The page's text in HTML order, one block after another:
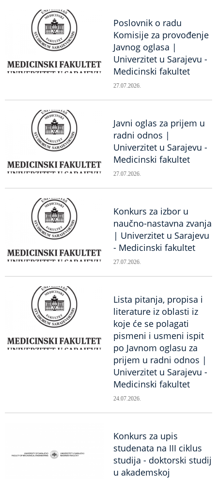
Poslovnik o radu
Komisije za provođenje
Javnog oglasa |
Univerzitet u Sarajevu -
Medicinski fakultet
27.07.2026.
Javni oglas za prijem u
radni odnos |
Univerzitet u Sarajevu -
Medicinski fakultet
27.07.2026.
Konkurs za izbor u
naučno-nastavna zvanja
| Univerzitet u Sarajevu
- Medicinski fakultet
27.07.2026.
Lista pitanja, propisa i
literature iz oblasti iz
koje će se polagati
pismeni i usmeni ispit
po Javnom oglasu za
prijem u radni odnos |
Univerzitet u Sarajevu -
Medicinski fakultet
24.07.2026.
Konkurs za upis
studenata na III ciklus
studija - doktorski studij
u akademskoj